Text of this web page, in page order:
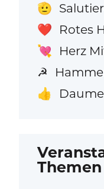
🫡
❤️ Rotes
💘 Herz
☭
👍
Themen